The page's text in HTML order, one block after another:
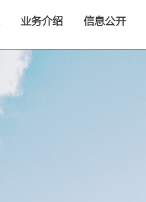
业务介绍 信息公开